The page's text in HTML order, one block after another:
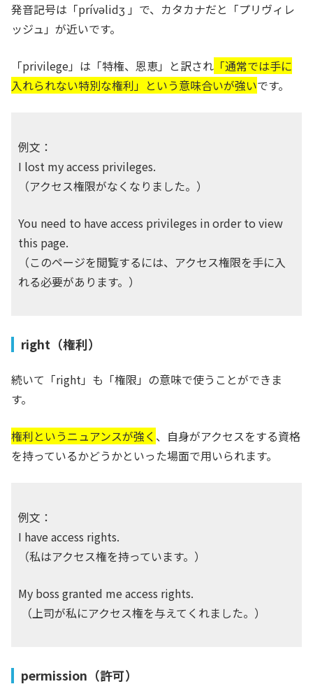
発音記号は「prívəlidʒ 」で、カタカナだと「プリヴィレ
ッジュ」が近いです。
「privilege」は「特権、恩恵」と訳され 「通常では手に
入れられない特別な権利」という意味合いが強いです。
例文：
I lost my access privileges.
（アクセス権限がなくなりました。）
You need to have access privileges in order to view
this page.
（このページを閲覧するには、アクセス権限を手に入
れる必要があります。）
right（権利）
続いて「right」も「権限」の意味で使うことができま
す。
権利というニュアンスが強く 、自身がアクセスをする資格
を持っているかどうかといった場面で用いられます。
例文：
I have access rights.
（私はアクセス権を持っています。）
My boss granted me access rights.
（上司が私にアクセス権を与えてくれました。）
permission（許可）